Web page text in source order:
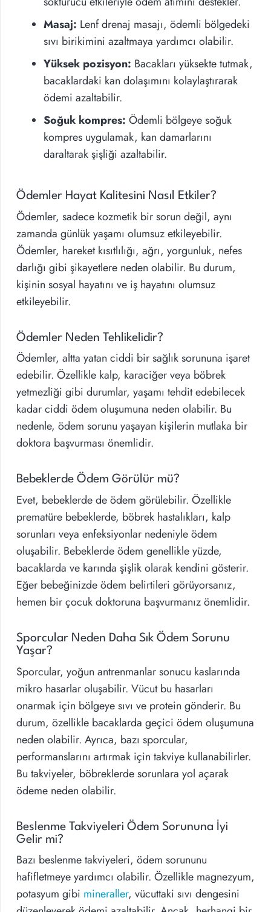
Masaj: Lenf drenaj masajı, ödemli bölgedeki
sıvı birikimini azaltmaya yardımcı olabilir.
Yüksek pozisyon: Bacakları yüksekte tutmak,
bacaklardaki kan dolaşımını kolaylaştırarak
ödemi azaltabilir.
Soğuk kompres: Ödemli bölgeye soğuk
kompres uygulamak, kan damarlarını
daraltarak şişliği azaltabilir.
Ödemler Hayat Kalitesini Nasıl Etkiler?
Ödemler, sadece kozmetik bir sorun değil, aynı
zamanda günlük yaşamı olumsuz etkileyebilir.
Ödemler, hareket kısıtlılığı, ağrı, yorgunluk, nefes
darlığı gibi şikayetlere neden olabilir. Bu durum,
kişinin sosyal hayatını ve iş hayatını olumsuz
etkileyebilir.
Ödemler Neden Tehlikelidir?
Ödemler, altta yatan ciddi bir sağlık sorununa işaret
edebilir. Özellikle kalp, karaciğer veya böbrek
yetmezliği gibi durumlar, yaşamı tehdit edebilecek
kadar ciddi ödem oluşumuna neden olabilir. Bu
nedenle, ödem sorunu yaşayan kişilerin mutlaka bir
doktora başvurması önemlidir.
Bebeklerde Ödem Görülür mü?
Evet, bebeklerde de ödem görülebilir. Özellikle
prematüre bebeklerde, böbrek hastalıkları, kalp
sorunları veya enfeksiyonlar nedeniyle ödem
oluşabilir. Bebeklerde ödem genellikle yüzde,
bacaklarda ve karında şişlik olarak kendini gösterir.
Eğer bebeğinizde ödem belirtileri görüyorsanız,
hemen bir çocuk doktoruna başvurmanız önemlidir.
Sporcular Neden Daha Sık Ödem Sorunu
Yaşar?
Sporcular, yoğun antrenmanlar sonucu kaslarında
mikro hasarlar oluşabilir. Vücut bu hasarları
onarmak için bölgeye sıvı ve protein gönderir. Bu
durum, özellikle bacaklarda geçici ödem oluşumuna
neden olabilir. Ayrıca, bazı sporcular,
performanslarını artırmak için takviye kullanabilirler.
Bu takviyeler, böbreklerde sorunlara yol açarak
ödeme neden olabilir.
Beslenme Takviyeleri Ödem Sorununa İyi
Gelir mi?
Bazı beslenme takviyeleri, ödem sorununu
hafifletmeye yardımcı olabilir. Özellikle magnezyum,
potasyum gibi mineraller, vücuttaki sıvı dengesini